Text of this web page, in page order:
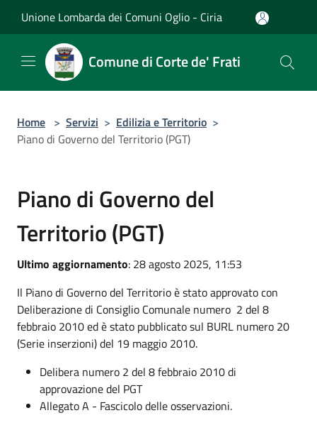
Unione Lombarda dei Comuni Oglio - Ciria
Comune di Corte de' Frati
Home > Servizi > Edilizia e Territorio >
Piano di Governo del Territorio (PGT)
Piano di Governo del
Territorio (PGT)
Ultimo aggiornamento: 28 agosto 2025, 11:53
Il Piano di Governo del Territorio è stato approvato con
Deliberazione di Consiglio Comunale numero 2 del 8
febbraio 2010 ed è stato pubblicato sul BURL numero 20
(Serie inserzioni) del 19 maggio 2010.
Delibera numero 2 del 8 febbraio 2010 di
approvazione del PGT
Allegato A - Fascicolo delle osservazioni.